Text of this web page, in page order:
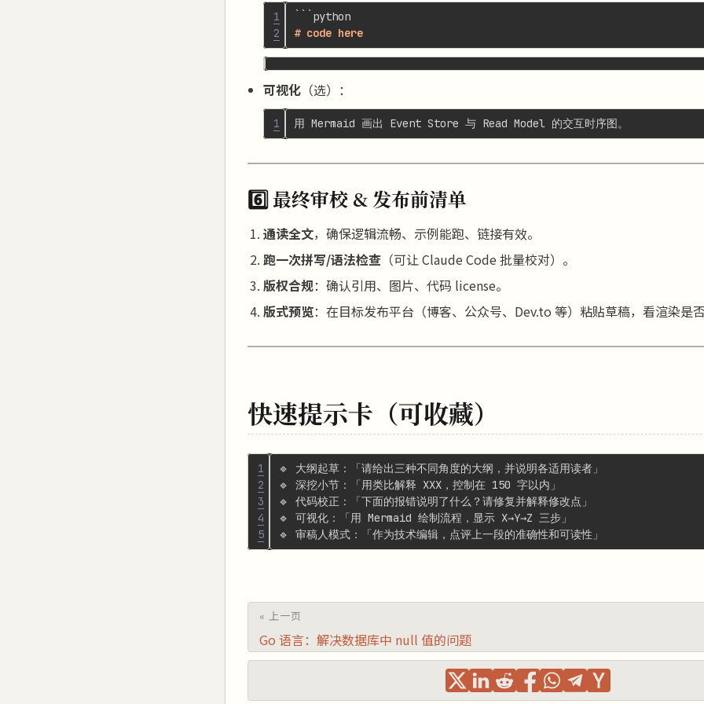
1
2
可视化 （选）：
1
6️⃣ 最终审校 & 发布前清单
通读全文，确保逻辑流畅、示例能跑、链接有效。
跑一次拼写/语法检查 （可让 Claude Code 批量校对）。
版权合规：确认引用、图片、代码 license。
版式预览：在目标发布平台（博客、公众号、Dev.to 等）粘贴草稿，看渲染是
快速提示卡（可收藏）
1
2
3
4
5
« 上一页
Go 语言：解决数据库中 null 值的问题